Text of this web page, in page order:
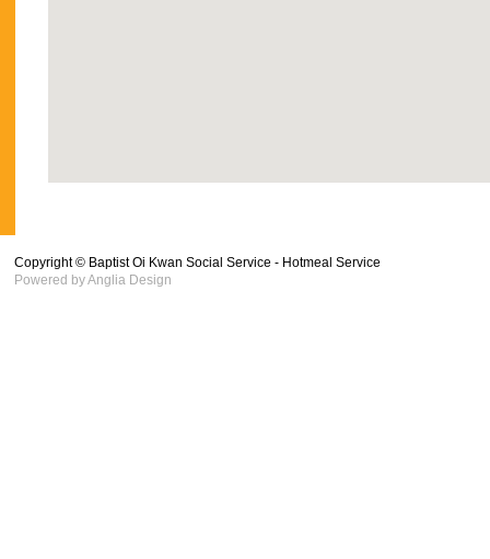
Copyright © Baptist Oi Kwan Social Service - Hotmeal Service
Powered byAnglia Design